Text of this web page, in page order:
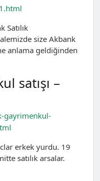
Satılık
size Akbank
anlama geldiğinden
satışı –
gayrimenkul-
erkek yurdu. 19
satılık arsalar.